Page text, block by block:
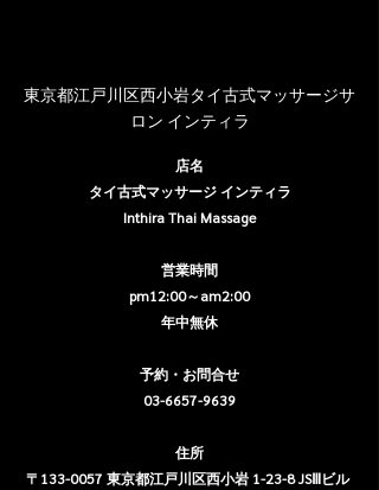
東京都江戸川区西小岩タイ古式マッサージサ
ロン インティラ
店名
タイ古式マッサージ インティラ
Inthira Thai Massage
営業時間
pm12:00～am2:00
年中無休
予約・お問合せ
03-6657-9639
住所
〒133-0057 東京都江戸川区西小岩 1-23-8 JSⅢビル